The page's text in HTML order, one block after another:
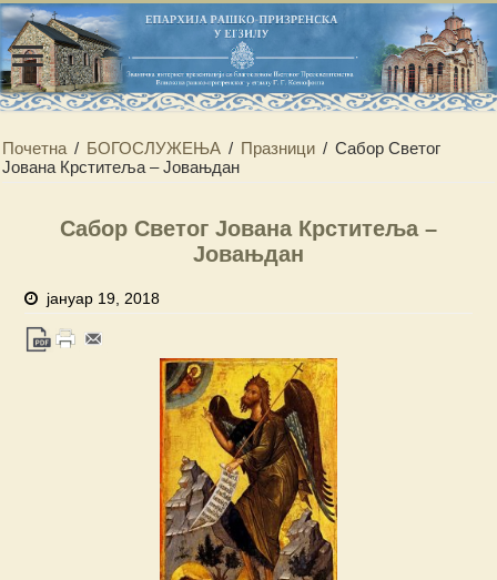
Почетна / БОГОСЛУЖЕЊА / Празници / Сабор Светог
Јована Крститеља – Јовањдан
Сабор Светог Јована Крститеља –
Јовањдан
јануар 19, 2018